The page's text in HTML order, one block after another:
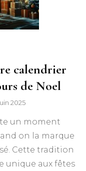
calendrier
de Noel
2025
un moment
on la marque
Cette tradition
unique aux fêtes